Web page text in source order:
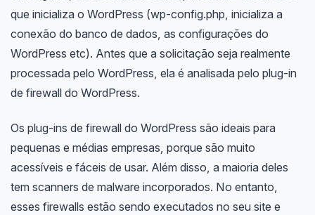
que inicializa o WordPress (wp-config.php, inicializa a
conexão do banco de dados, as configurações do
WordPress etc). Antes que a solicitação seja realmente
processada pelo WordPress, ela é analisada pelo plug-in
de firewall do WordPress.
Os plug-ins de firewall do WordPress são ideais para
pequenas e médias empresas, porque são muito
acessíveis e fáceis de usar. Além disso, a maioria deles
tem scanners de malware incorporados. No entanto,
esses firewalls estão sendo executados no seu site e